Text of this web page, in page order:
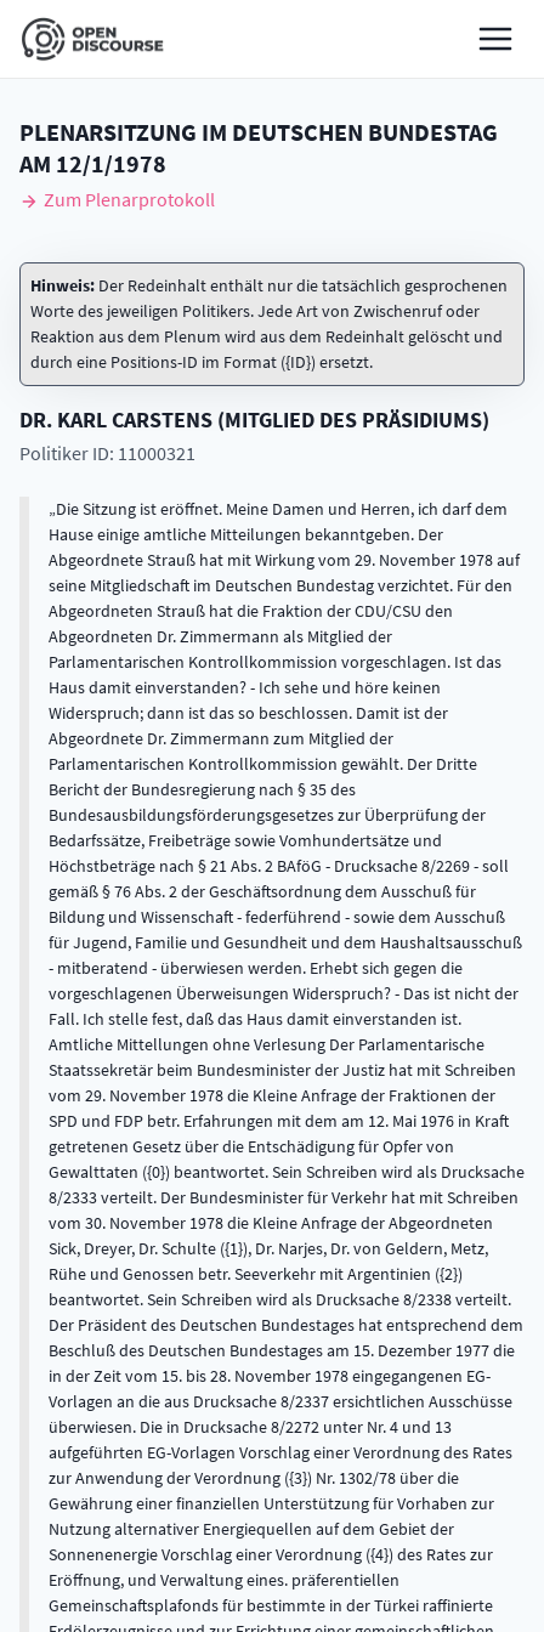
PLENARSITZUNG IM DEUTSCHEN BUNDESTAG
AM 12/1/1978
Zum Plenarprotokoll
Hinweis: Der Redeinhalt enthält nur die tatsächlich gesprochenen
Worte des jeweiligen Politikers. Jede Art von Zwischenruf oder
Reaktion aus dem Plenum wird aus dem Redeinhalt gelöscht und
durch eine Positions-ID im Format ({ID}) ersetzt.
DR. KARLCARSTENS (MITGLIED DES PRÄSIDIUMS)
Politiker ID: 11000321
Die Sitzung ist eröffnet. Meine Damen und Herren, ich darf dem
Hause einige amtliche Mitteilungen bekanntgeben. Der
Abgeordnete Strauß hat mit Wirkung vom 29. November 1978 auf
seine Mitgliedschaft im Deutschen Bundestag verzichtet. Für den
Abgeordneten Strauß hat die Fraktion der CDU/CSU den
Abgeordneten Dr. Zimmermann als Mitglied der
Parlamentarischen Kontrollkommission vorgeschlagen. Ist das
Haus damit einverstanden? - Ich sehe und höre keinen
Widerspruch; dann ist das so beschlossen. Damit ist der
Abgeordnete Dr. Zimmermann zum Mitglied der
Parlamentarischen Kontrollkommission gewählt. Der Dritte
Bericht der Bundesregierung nach § 35 des
Bundesausbildungsförderungsgesetzes zur Überprüfung der
Bedarfssätze, Freibeträge sowie Vomhundertsätze und
Höchstbeträge nach § 21 Abs. 2 BAföG - Drucksache 8/2269 - soll
gemäß § 76 Abs. 2 der Geschäftsordnung dem Ausschuß für
Bildung und Wissenschaft - federführend - sowie dem Ausschuß
für Jugend, Familie und Gesundheit und dem Haushaltsausschuß
- mitberatend - überwiesen werden. Erhebt sich gegen die
vorgeschlagenen Überweisungen Widerspruch? - Das ist nicht der
Fall. Ich stelle fest, daß das Haus damit einverstanden ist.
Amtliche Mittellungen ohne Verlesung Der Parlamentarische
Staatssekretär beim Bundesminister der Justiz hat mit Schreiben
vom 29. November 1978 die Kleine Anfrage der Fraktionen der
SPD und FDP betr. Erfahrungen mit dem am 12. Mai 1976 in Kraft
getretenen Gesetz über die Entschädigung für Opfer von
Gewalttaten ({0}) beantwortet. Sein Schreiben wird als Drucksache
8/2333 verteilt. Der Bundesminister für Verkehr hat mit Schreiben
vom 30. November 1978 die Kleine Anfrage der Abgeordneten
Sick, Dreyer, Dr. Schulte ({1}), Dr. Narjes, Dr. von Geldern, Metz,
Rühe und Genossen betr. Seeverkehr mit Argentinien ({2})
beantwortet. Sein Schreiben wird als Drucksache 8/2338 verteilt.
Der Präsident des Deutschen Bundestages hat entsprechend dem
Beschluß des Deutschen Bundestages am 15. Dezember 1977 die
in der Zeit vom 15. bis 28. November 1978 eingegangenen EG-
Vorlagen an die aus Drucksache 8/2337 ersichtlichen Ausschüsse
überwiesen. Die in Drucksache 8/2272 unter Nr. 4 und 13
aufgeführten EG-Vorlagen Vorschlag einer Verordnung des Rates
zur Anwendung der Verordnung ({3}) Nr. 1302/78 über die
Gewährung einer finanziellen Unterstützung für Vorhaben zur
Nutzung alternativer Energiequellen auf dem Gebiet der
Sonnenenergie Vorschlag einer Verordnung ({4}) des Rates zur
Eröffnung, und Verwaltung eines. präferentiellen
Gemeinschaftsplafonds für bestimmte in der Türkei raffinierte